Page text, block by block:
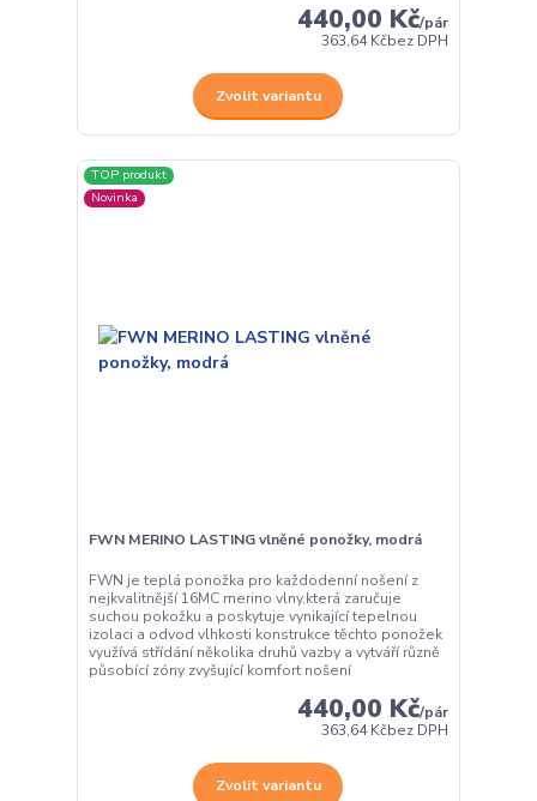
440,00 Kč/pár
363,64 Kčbez DPH
Zvolit variantu
TOP produkt
Novinka
FWN MERINO LASTING vlněné ponožky, modrá
FWN je teplá ponožka pro každodenní nošení z
nejkvalitnější 16MC merino vlny,která zaručuje
suchou pokožku a poskytuje vynikající tepelnou
izolaci a odvod vlhkosti konstrukce těchto ponožek
využívá střídání několika druhů vazby a vytváří různě
působící zóny zvyšující komfort nošení
440,00 Kč/pár
363,64 Kčbez DPH
Zvolit variantu